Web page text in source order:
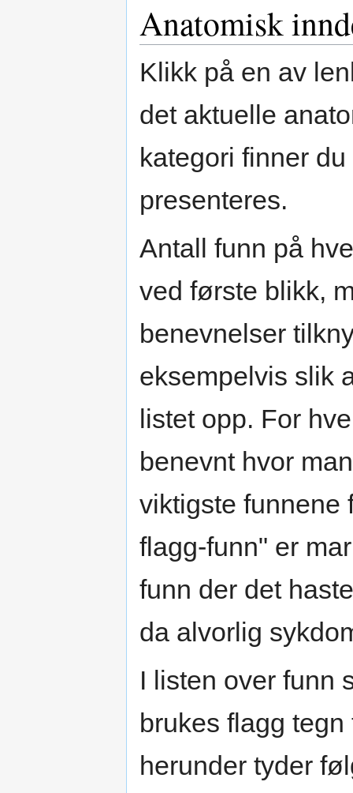
Anatomisk
Klikk på en av
det aktuelle
kategori finner
presenteres.
Antall funn på
ved første blikk,
benevnelser
eksempelvis slik
listet opp. For
benevnt hvor
viktigste funnene
flagg-funn" er
funn der det
da alvorlig
I listen over funn
brukes flagg
herunder tyder